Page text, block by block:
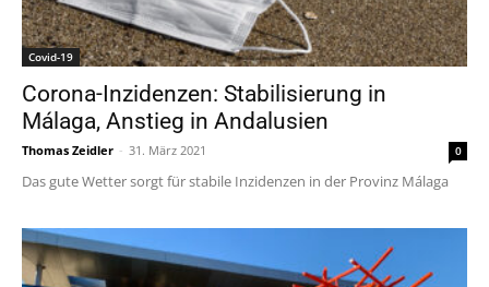
Covid-19
Corona-Inzidenzen: Stabilisierung in
Málaga, Anstieg in Andalusien
Thomas Zeidler - 31. März 2021 0
Das gute Wetter sorgt für stabile Inzidenzen in der Provinz Málaga